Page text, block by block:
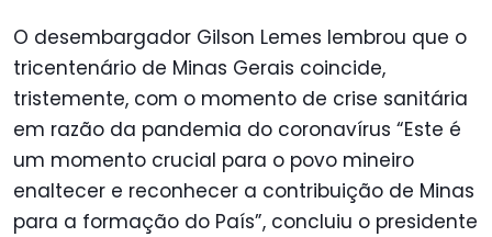
O desembargador Gilson Lemes lembrou que o
tricentenário de Minas Gerais coincide,
tristemente, com o momento de crise sanitária
em razão da pandemia do coronavírus “Este é
um momento crucial para o povo mineiro
enaltecer e reconhecer a contribuição de Minas
para a formação do País”, concluiu o presidente